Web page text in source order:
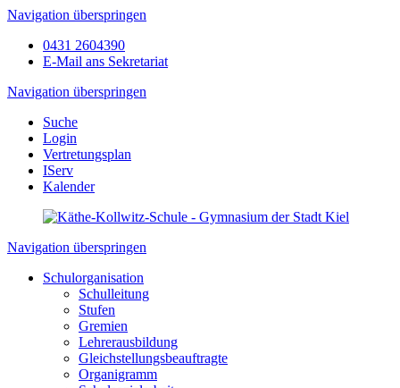
Navigation überspringen
0431 2604390
E-Mail ans Sekretariat
Navigation überspringen
Suche
Login
Vertretungsplan
IServ
Kalender
Navigation überspringen
Schulorganisation
Schulleitung
Stufen
Gremien
Lehrerausbildung
Gleichstellungsbeauftragte
Organigramm